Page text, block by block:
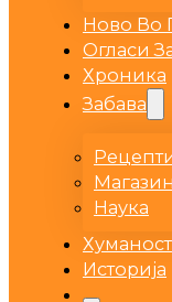
Ново Во
Огласи
Хроника
Забава
Магазин
Наука
Хуманост
Историја